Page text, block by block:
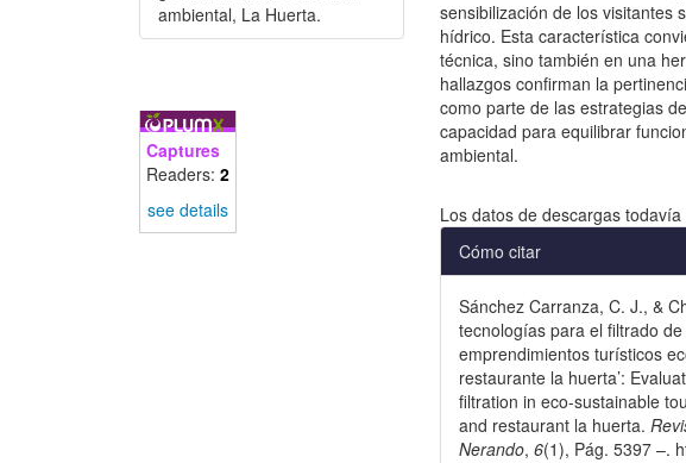
ambiental, La Huerta.
Captures
Readers: 2
see details
sensibilización de los visitantes
hídrico. Esta característica
técnica, sino también en una
hallazgos confirman la
como parte de las estrategias
capacidad para equilibrar
ambiental.
Los datos de descargas
Detalles
del
artículo
Cómo citar
Sánchez Carranza, C. J., &
tecnologías para el filtrado
emprendimientos turísticos
restaurante la huerta’:
filtration in eco-sustainable
and restaurant la huerta.
Nerando,6(1), Pág. 5397 –.